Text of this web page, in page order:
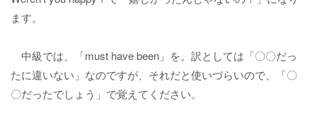
ます。
中級では、「must have been」を。訳としては「〇〇だっ
たに違いない」なのですが、それだと使いづらいので、「〇
〇だったでしょう」で覚えてください。